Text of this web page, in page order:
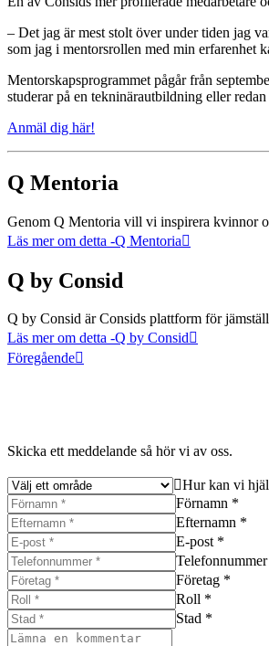
– Det jag är mest stolt över under tiden jag
som jag i mentorsrollen med min erfarenhet
Mentorskapsprogrammet pågår från
studerar på en tekninärautbildning eller
Anmäl dig här!
Q Mentoria
Genom Q Mentoria vill vi inspirera kvinnor
Läs mer om detta -Q Mentoria
Q by Consid
Q by Consid är Consids plattform för
Läs mer om detta -Q by Consid
Föregående
Skicka ett meddelande så hör vi av oss.
Hur kan vi
Förnamn *
Efternamn *
E-post *
Företag *
Roll *
Stad *